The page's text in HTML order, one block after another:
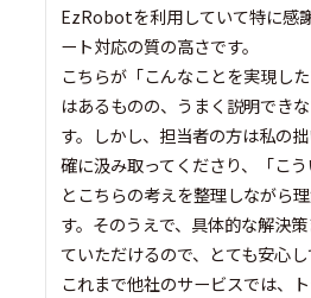
EzRobotを利用していて特に感
ート対応の質の高さです。
こちらが「こんなことを実現し
はあるものの、うまく説明でき
す。しかし、担当者の方は私の
確に汲み取ってくださり、「こう
とこちらの考えを整理しながら
す。そのうえで、具体的な解決
ていただけるので、とても安心し
これまで他社のサービスでは、